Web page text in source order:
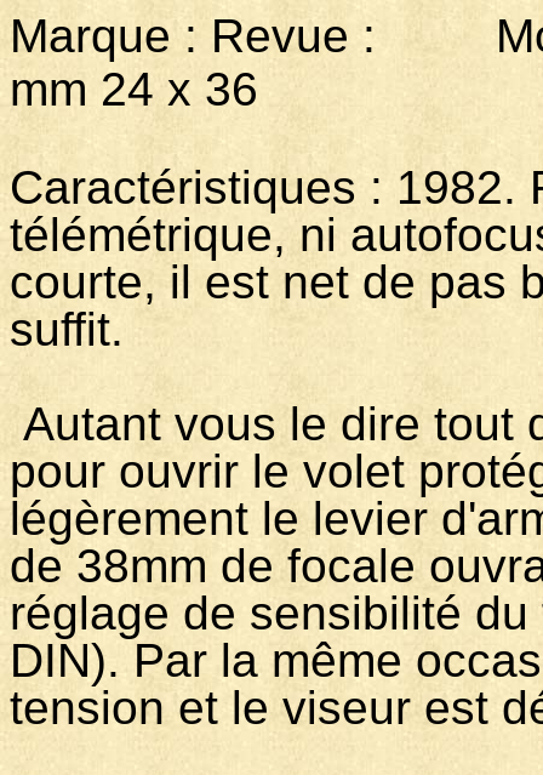
Marque : Revue :
mm 24 x 36
Caractéristiques : 1982.
télémétrique, ni
courte, il est net de pas
suffit.
Autant vous le dire tout
pour ouvrir le volet
légèrement le levier
de 38mm de focale
réglage de sensibilité
DIN). Par la même
tension et le viseur est